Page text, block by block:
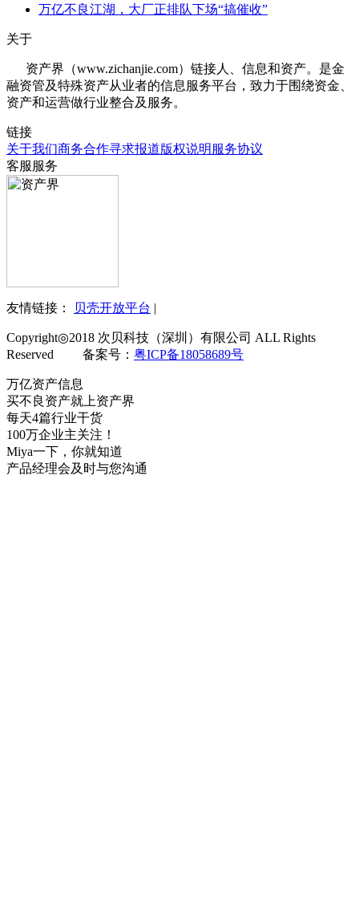
万亿不良江湖，大厂正排队下场“搞催收”
关于
资产界（www.zichanjie.com）链接人、信息和资产。是金
融资管及特殊资产从业者的信息服务平台，致力于围绕资金、
资产和运营做行业整合及服务。
链接
关于我们商务合作寻求报道版权说明 服务协议
客服服务
友情链接： 贝壳开放平台 |
Copyright◎2018 次贝科技（深圳）有限公司 ALL Rights
Reserved 备案号： 粤ICP备18058689号
万亿资产信息
买不良资产就上资产界
每天4篇行业干货
100万企业主关注！
Miya一下，你就知道
产品经理会及时与您沟通